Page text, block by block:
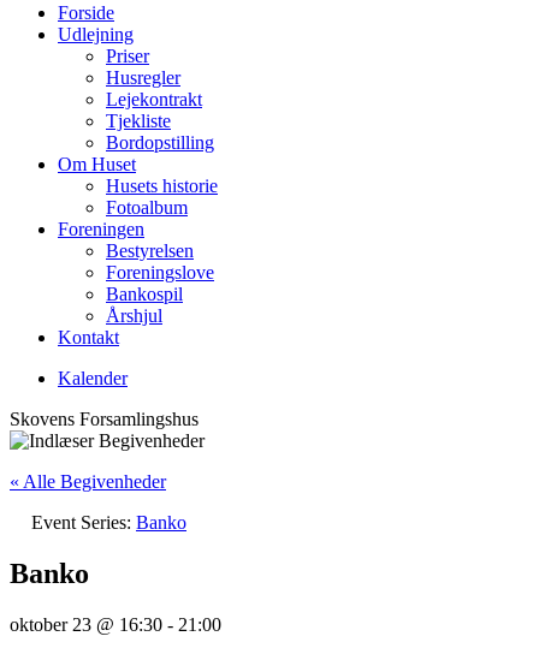
Menu
Forside
Udlejning
Priser
Husregler
Lejekontrakt
Tjekliste
Bordopstilling
Om Huset
Husets historie
Fotoalbum
Foreningen
Bestyrelsen
Foreningslove
Bankospil
Årshjul
Kontakt
Kalender
Skovens Forsamlingshus
« Alle Begivenheder
Event Series: Banko
Banko
oktober 23 @ 16:30 - 21:00